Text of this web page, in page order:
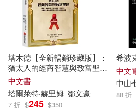
（美）洛克菲勒(13)
FUN UNION有限公司(12)
あわむら赤光(12)
大友克洋(12)
Naive Auvidis(72)
春天出版社(72)
漫遊者文化(72)
塔木德【全新暢銷珍藏版】：
猶太人的經商智慧與致富聖經
(成就了愛因斯坦、洛克菲勒、
巴菲特、索羅斯、葛林斯潘等
世界巨人的經典名著)
中文書
塔爾萊特‧赫里姆 鄒文豪
7 折 $245 $350
希波
中文
中山
88 折